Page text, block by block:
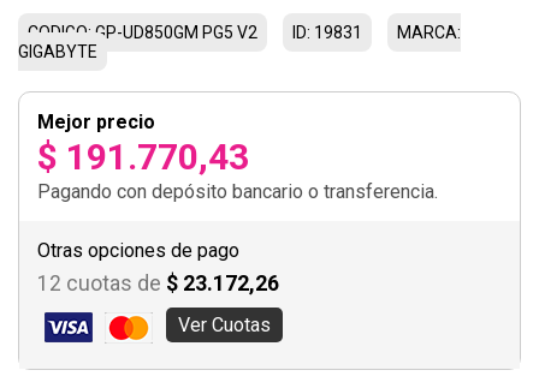
CODIGO: GP-UD850GM PG5 V2 ID: 19831
MARCA:
GIGABYTE
Mejor precio
$ 191.770,43
Pagando con depósito bancario o transferencia.
Otras opciones de pago
12 cuotas de $ 23.172,26
Ver Cuotas